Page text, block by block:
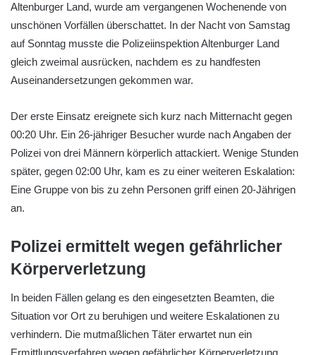
Altenburger Land, wurde am vergangenen Wochenende von
unschönen Vorfällen überschattet. In der Nacht von Samstag
auf Sonntag musste die Polizeiinspektion Altenburger Land
gleich zweimal ausrücken, nachdem es zu handfesten
Auseinandersetzungen gekommen war.
Der erste Einsatz ereignete sich kurz nach Mitternacht gegen
00:20 Uhr. Ein 26-jähriger Besucher wurde nach Angaben der
Polizei von drei Männern körperlich attackiert. Wenige Stunden
später, gegen 02:00 Uhr, kam es zu einer weiteren Eskalation:
Eine Gruppe von bis zu zehn Personen griff einen 20-Jährigen
an.
Polizei ermittelt wegen gefährlicher
Körperverletzung
In beiden Fällen gelang es den eingesetzten Beamten, die
Situation vor Ort zu beruhigen und weitere Eskalationen zu
verhindern. Die mutmaßlichen Täter erwartet nun ein
Ermittlungsverfahren wegen gefährlicher Körperverletzung.